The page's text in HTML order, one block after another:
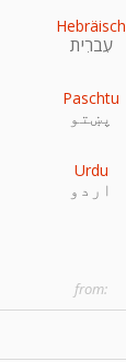
Hebräisch
עִברִית
Paschtu
پښتو
Urdu
اردو